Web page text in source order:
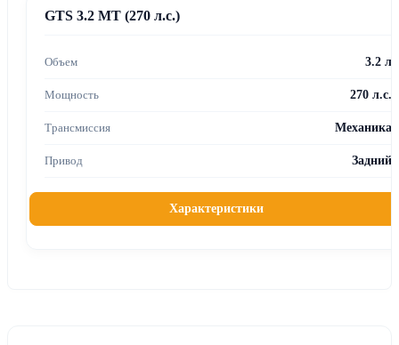
GTS 3.2 MT (270 л.с.)
3.2 л
270 л.с.
Механика
Задний
Характеристики